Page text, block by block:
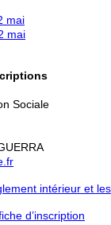
mai
mai
Sociale
intérieur et
d’inscription